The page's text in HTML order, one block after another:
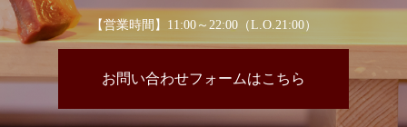
【営業時間】11:00～22:00（L.O.21:00）
お問い合わせフォームはこちら